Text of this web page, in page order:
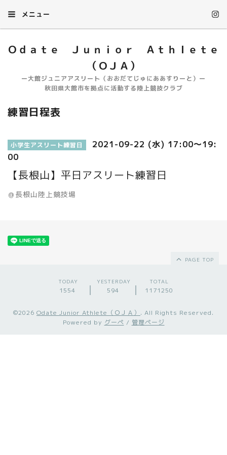
メニュー
Ｏｄａｔｅ Ｊｕｎｉｏｒ Ａｔｈｌｅｔｅ
（ＯＪＡ）
ー大館ジュニアアスリート（おおだてじゅにああすりーと）ー
秋田県大館市を拠点に活動する陸上競技クラブ
練習日程表
小学生アスリート練習日
2021-09-22 (水) 17:00～19:
00
【長根山】平日アスリート練習日
＠長根山陸上競技場
PAGE TOP
TODAY
1554
YESTERDAY
594
TOTAL
1171250
©2026 Odate Junior Athlete（ＯＪＡ） . All Rights Reserved.
Powered by グーペ / 管理ページ